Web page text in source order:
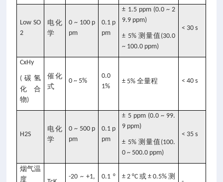
Low SO
2
电化
学
0 ~ 100 p
pm
0.1 p
pm
± 1.5 ppm (0.0 ~ 2
9.9 ppm)
± 5% 测量值 (30.0
~ 100.0 ppm)
< 30 s
CxHy
( 碳氢
化合
物)
催化
式
0 ~ 5%
0.0
1%
± 5%全量程 < 40 s
H2S
电化
学
0 ~ 500 p
pm
0.1 p
pm
± 5 ppm (0.0 ~ 99.
9 ppm)
± 5% 测量值 (100.
0 ~ 500.0 ppm)
< 35 s
烟气温
度
-20 ~ +1, 0.1 ° ± 2 °C或 ± 0.5%测